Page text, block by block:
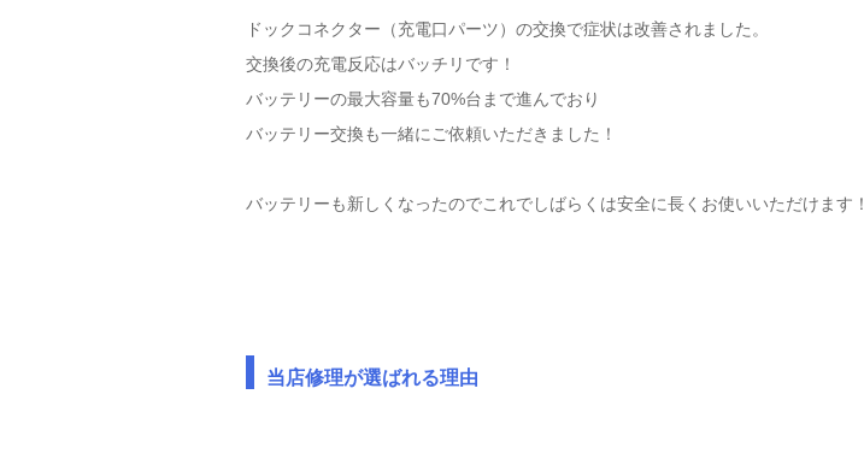
ドックコネクター（充電口パーツ）の交換で症状は改善されました。
交換後の充電反応はバッチリです！
バッテリーの最大容量も70%台まで進んでおり
バッテリー交換も一緒にご依頼いただきました！
バッテリーも新しくなったのでこれでしばらくは安全に長くお使いいただけます！
当店修理が選ばれる理由